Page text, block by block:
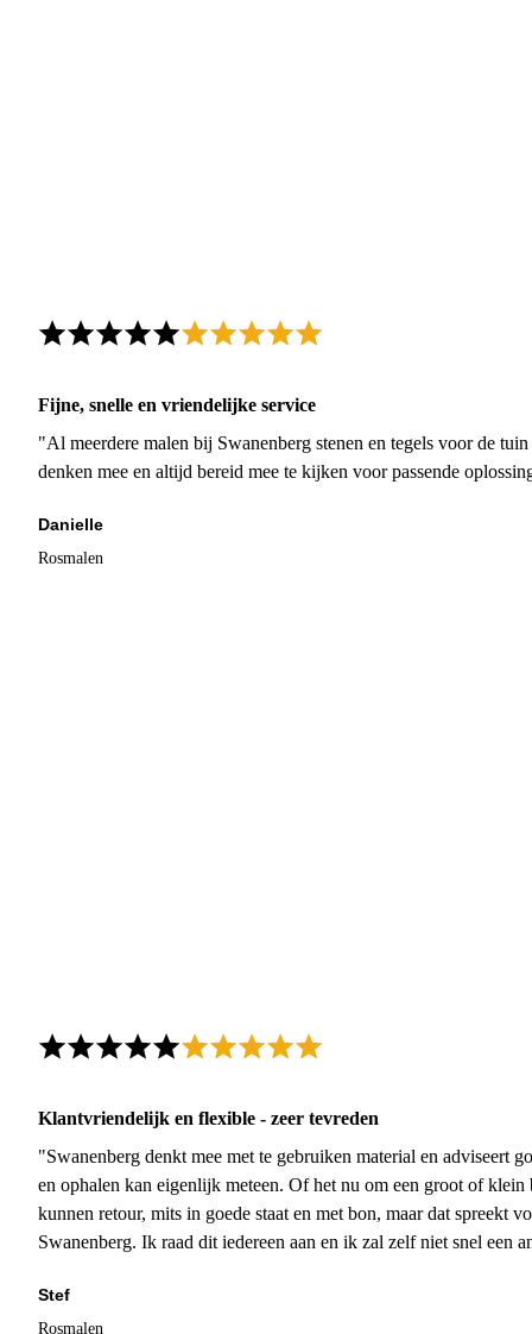
Fijne, snelle en vriendelijke service
"Al meerdere malen bij Swanenberg stenen en tegels voor de
denken mee en altijd bereid mee te kijken voor passende
Danielle
Rosmalen
Klantvriendelijk en flexible - zeer tevreden
"Swanenberg denkt mee met te gebruiken material en adviseert
en ophalen kan eigenlijk meteen. Of het nu om een groot of
kunnen retour, mits in goede staat en met bon, maar dat spreekt
Swanenberg. Ik raad dit iedereen aan en ik zal zelf niet snel een
Stef
Rosmalen